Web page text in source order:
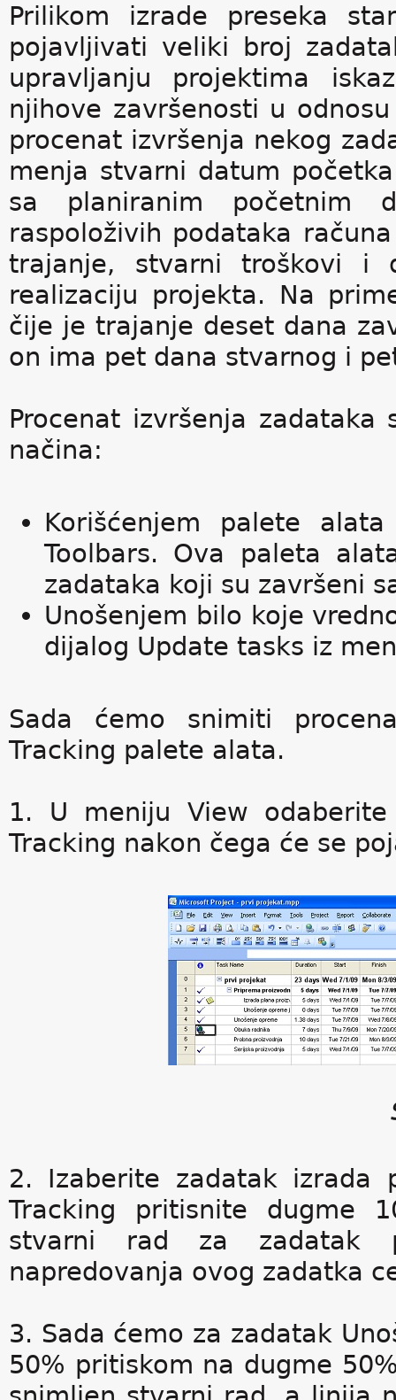
Prilikom izrade preseka
pojavljivati veliki broj
upravljanju projektima
njihove završenosti u
procenat izvršenja nekog
menja stvarni datum
sa planiranim početnim
raspoloživih podataka
trajanje, stvarni troškovi i
realizaciju projekta. Na
čije je trajanje deset dana
on ima pet dana stvarnog i
Procenat izvršenja
načina:
Korišćenjem palete
Toolbars. Ova paleta
zadataka koji su završeni
Unošenjem bilo koje
dijalog Update tasks iz
Sada ćemo snimiti
Tracking palete alata.
1. U meniju View
Tracking nakon čega će se
2. Izaberite zadatak izrada
Tracking pritisnite dugme
stvarni rad za zadatak
napredovanja ovog zadatka
3. Sada ćemo za zadatak
50% pritiskom na dugme